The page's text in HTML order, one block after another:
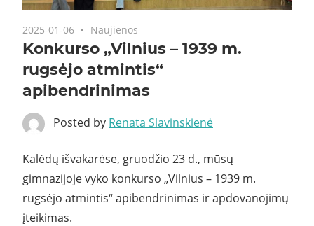
2025-01-06 Naujienos
Konkurso „Vilnius – 1939 m.
rugsėjo atmintis“
apibendrinimas
Posted by Renata Slavinskienė
Kalėdų išvakarėse, gruodžio 23 d., mūsų
gimnazijoje vyko konkurso „Vilnius – 1939 m.
rugsėjo atmintis“ apibendrinimas ir apdovanojimų
įteikimas.